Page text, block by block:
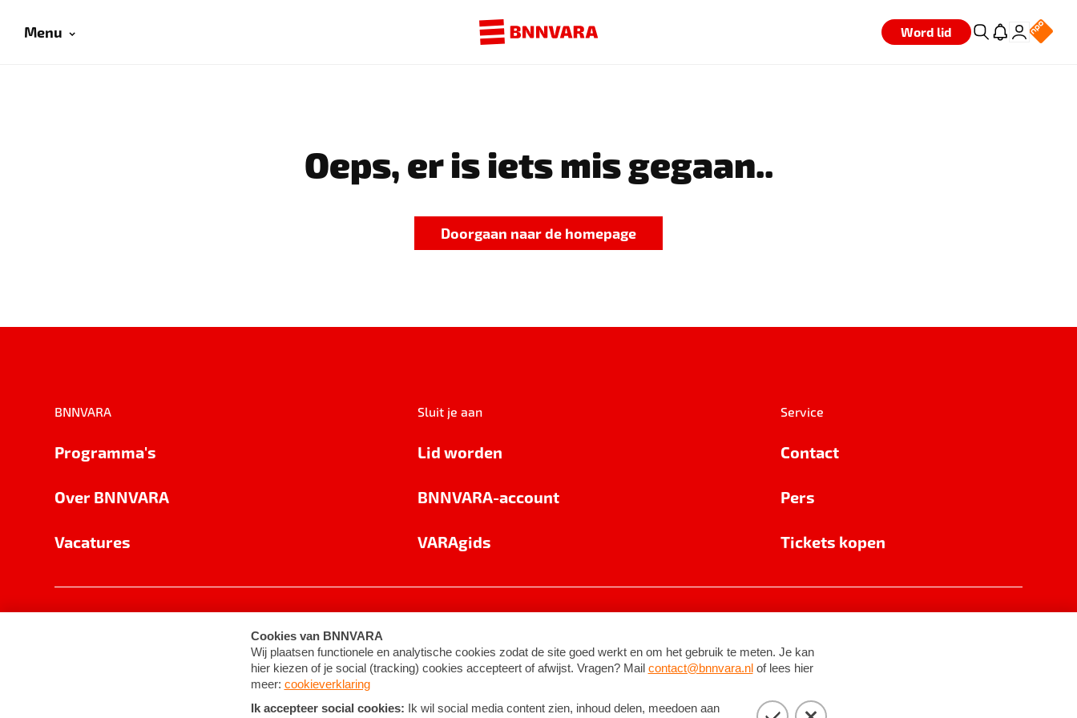
Menu Word lid
Oeps, er is iets mis gegaan..
Doorgaan naar de homepage
BNNVARA
Programma's
Over BNNVARA
Vacatures
Sluit je aan
Lid worden
BNNVARA-account
VARAgids
Service
Contact
Pers
Tickets kopen
Cookie-instellingen Algemene voorwaarden ©2026BNNVARA